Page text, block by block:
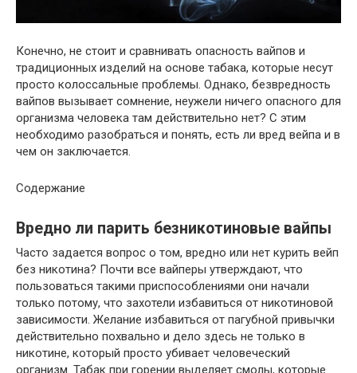
Конечно, не стоит и сравнивать опасность вайпов и
традиционных изделий на основе табака, которые несут
просто колоссальные проблемы. Однако, безвредность
вайпов вызывает сомнение, неужели ничего опасного для
организма человека там действительно нет? С этим
необходимо разобраться и понять, есть ли вред вейпа и в
чем он заключается.
Содержание
Вредно ли парить безникотиновые вайпы
Часто задается вопрос о том, вредно или нет курить вейп
без никотина? Почти все вайперы утверждают, что
пользоваться такими приспособлениями они начали
только потому, что захотели избавиться от никотиновой
зависимости. Желание избавиться от пагубной привычки
действительно похвально и дело здесь не только в
никотине, который просто убивает человеческий
организм. Табак при горении выделяет смолы, которые